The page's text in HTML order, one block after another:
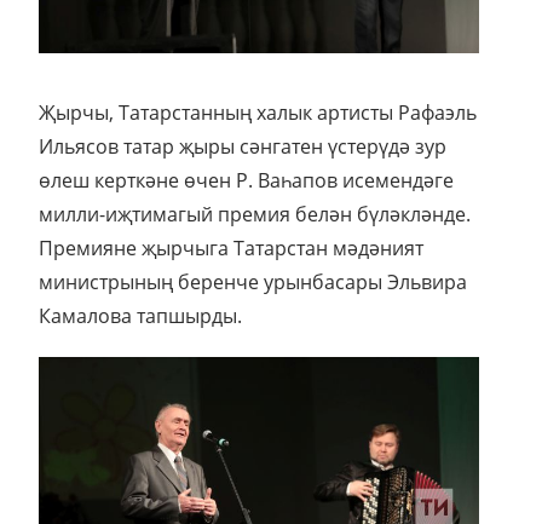
Җырчы, Татарстанның халык артисты Рафаэль
Ильясов татар җыры сәнгатен үстерүдә зур
өлеш керткәне өчен Р. Ваһапов исемендәге
милли-иҗтимагый премия белән бүләкләнде.
Премияне җырчыга Татарстан мәдәният
министрының беренче урынбасары Эльвира
Камалова тапшырды.